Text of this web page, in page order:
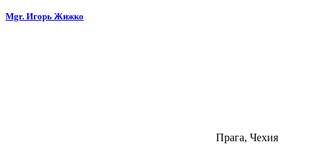
Mgr. Игорь Жижко
Прага, Чехия